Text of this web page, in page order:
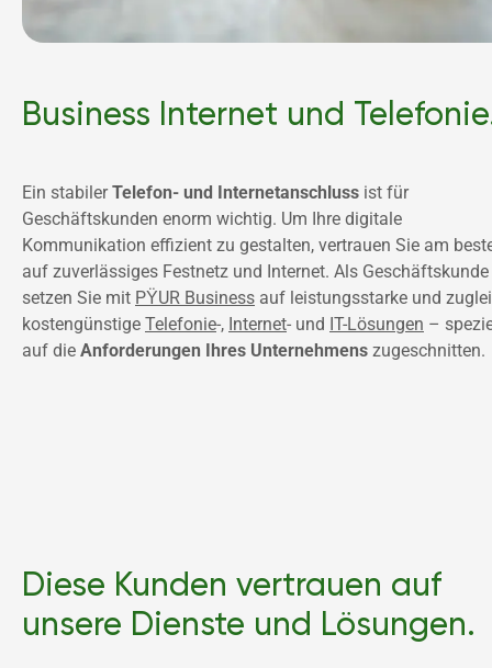
Business Internet und
Ein stabiler Telefon- und Internetanschluss ist für
Geschäftskunden enorm wichtig. Um Ihre digitale
Kommunikation effizient zu gestalten, vertrauen Sie am
auf zuverlässiges Festnetz und Internet. Als Geschäftskunde
setzen Sie mit PŸUR Business auf leistungsstarke und
kostengünstige Telefonie-, Internet- und IT-Lösungen –
auf die Anforderungen Ihres Unternehmens zugeschnitten.
Diese Kunden vertrauen auf
unsere Dienste und Lösungen.